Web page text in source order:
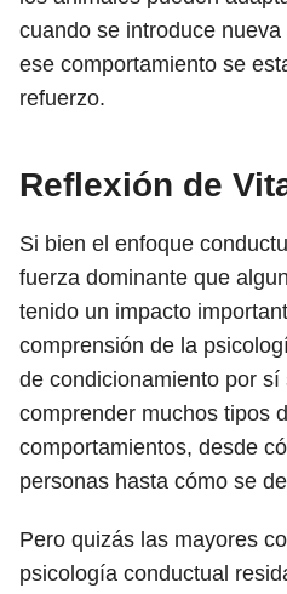
cuando se introduce
ese comportamiento se
refuerzo.
Reflexión de
Si bien el enfoque
fuerza dominante que
tenido un impacto
comprensión de la
de condicionamiento por
comprender muchos tipos
comportamientos, desde
personas hasta cómo se
Pero quizás las mayores
psicología conductual